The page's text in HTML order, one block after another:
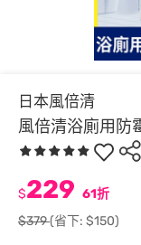
日本風倍清
風倍清浴廁用防
$229 61折
$379(省下: $150)